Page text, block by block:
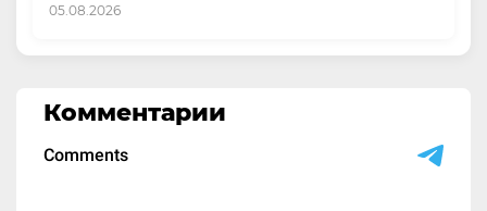
05.08.2026
Комментарии